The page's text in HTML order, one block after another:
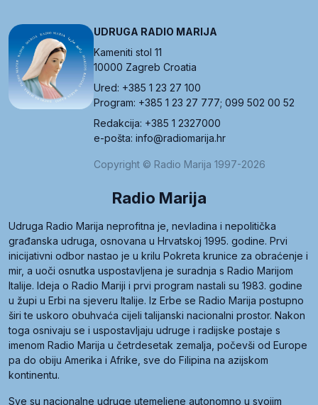
UDRUGA RADIO MARIJA
Kameniti stol 11
10000 Zagreb Croatia
Ured: +385 1 23 27 100
Program: +385 1 23 27 777; 099 502 00 52
Redakcija: +385 1 2327000
e-pošta: info@radiomarija.hr
Copyright © Radio Marija 1997-2026
Radio Marija
Udruga Radio Marija neprofitna je, nevladina i nepolitička
građanska udruga, osnovana u Hrvatskoj 1995. godine. Prvi
inicijativni odbor nastao je u krilu Pokreta krunice za obraćenje i
mir, a uoči osnutka uspostavljena je suradnja s Radio Marijom
Italije. Ideja o Radio Mariji i prvi program nastali su 1983. godine
u župi u Erbi na sjeveru Italije. Iz Erbe se Radio Marija postupno
širi te uskoro obuhvaća cijeli talijanski nacionalni prostor. Nakon
toga osnivaju se i uspostavljaju udruge i radijske postaje s
imenom Radio Marija u četrdesetak zemalja, počevši od Europe
pa do obiju Amerika i Afrike, sve do Filipina na azijskom
kontinentu.
Sve su nacionalne udruge utemeljene autonomno u svojim